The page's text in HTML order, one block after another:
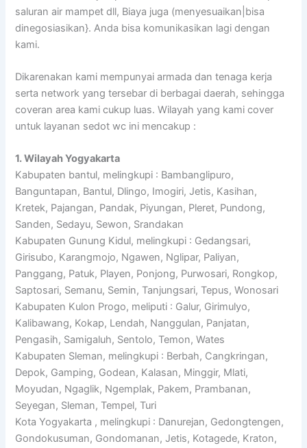
saluran air mampet dll, Biaya juga (menyesuaikan|bisa
dinegosiasikan}. Anda bisa komunikasikan lagi dengan
kami.
Dikarenakan kami mempunyai armada dan tenaga kerja
serta network yang tersebar di berbagai daerah, sehingga
coveran area kami cukup luas. Wilayah yang kami cover
untuk layanan sedot wc ini mencakup :
1. Wilayah Yogyakarta
Kabupaten bantul, melingkupi : Bambanglipuro,
Banguntapan, Bantul, Dlingo, Imogiri, Jetis, Kasihan,
Kretek, Pajangan, Pandak, Piyungan, Pleret, Pundong,
Sanden, Sedayu, Sewon, Srandakan
Kabupaten Gunung Kidul, melingkupi : Gedangsari,
Girisubo, Karangmojo, Ngawen, Nglipar, Paliyan,
Panggang, Patuk, Playen, Ponjong, Purwosari, Rongkop,
Saptosari, Semanu, Semin, Tanjungsari, Tepus, Wonosari
Kabupaten Kulon Progo, meliputi : Galur, Girimulyo,
Kalibawang, Kokap, Lendah, Nanggulan, Panjatan,
Pengasih, Samigaluh, Sentolo, Temon, Wates
Kabupaten Sleman, melingkupi : Berbah, Cangkringan,
Depok, Gamping, Godean, Kalasan, Minggir, Mlati,
Moyudan, Ngaglik, Ngemplak, Pakem, Prambanan,
Seyegan, Sleman, Tempel, Turi
Kota Yogyakarta , melingkupi : Danurejan, Gedongtengen,
Gondokusuman, Gondomanan, Jetis, Kotagede, Kraton,